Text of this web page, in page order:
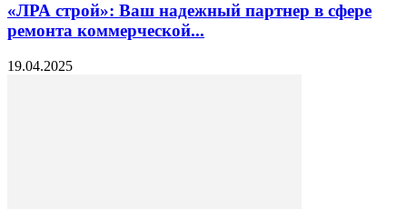
«ЛРА строй»: Ваш надежный партнер в сфере
ремонта коммерческой...
19.04.2025